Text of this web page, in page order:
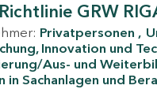
GRW
Privatpersonen
Innovation und
Aus- und
in Sachanlagen und